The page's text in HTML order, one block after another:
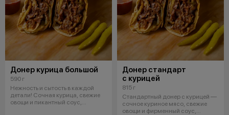
Донер курица большой
590 г
Нежность и сытость в каждой
детали! Сочная курица, свежие
овощи и пикантный соус,
Донер стандарт
с курицей
815 г
Стандартный донер с курицей —
сочное куриное мясо, свежие
овощи и фирменный соус,